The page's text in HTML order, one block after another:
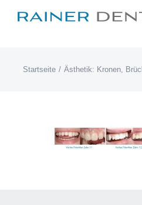
Startseite Ästhetik: Kronen,